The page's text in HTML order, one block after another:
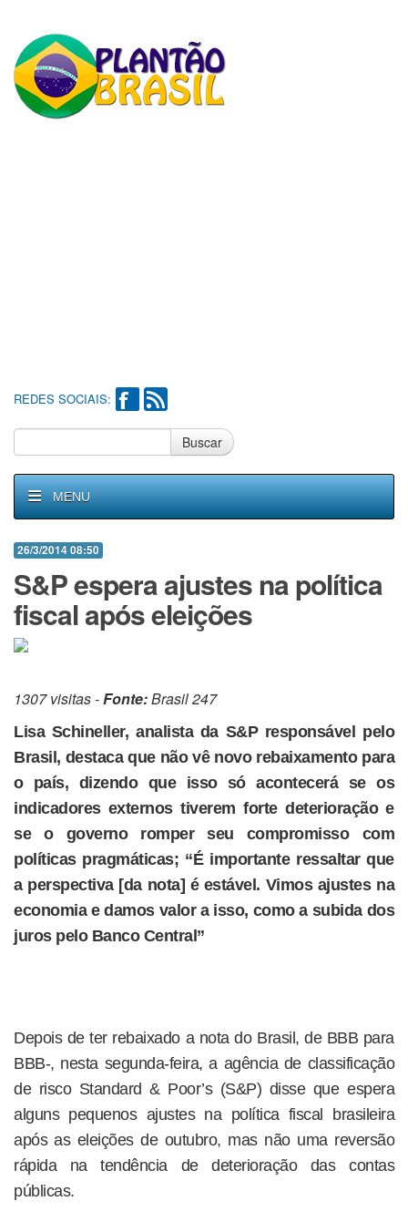
REDES SOCIAIS:
Buscar
MENU
26/3/2014 08:50
S&P espera ajustes na política
fiscal após eleições
1307 visitas -Fonte:Brasil 247
Lisa Schineller, analista da S&P responsável pelo
Brasil, destaca que não vê novo rebaixamento para
o país, dizendo que isso só acontecerá se os
indicadores externos tiverem forte deterioração e
se o governo romper seu compromisso com
políticas pragmáticas; “É importante ressaltar que
a perspectiva [da nota] é estável. Vimos ajustes na
economia e damos valor a isso, como a subida dos
juros pelo Banco Central”
Depois de ter rebaixado a nota do Brasil, de BBB para
BBB-, nesta segunda-feira, a agência de classificação
de risco Standard & Poor’s (S&P) disse que espera
alguns pequenos ajustes na política fiscal brasileira
após as eleições de outubro, mas não uma reversão
rápida na tendência de deterioração das contas
públicas.